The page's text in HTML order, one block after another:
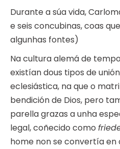
Durante a súa vida,
e seis concubinas, coas
algunhas fontes)
Na cultura alemá de
existían dous tipos de
eclesiástica, na que o
bendición de Dios, pero
parella grazas a unha
legal, coñecido como
home non se convertía en